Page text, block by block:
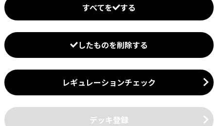
すべてを する
したものを削除する
レギュレーションチェック
デッキ登録